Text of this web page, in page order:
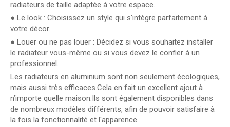
radiateurs de taille adaptée à votre espace.
● Le look : Choisissez un style qui s'intègre parfaitement à
votre décor.
● Louer ou ne pas louer : Décidez si vous souhaitez installer
le radiateur vous-même ou si vous devez le confier à un
professionnel.
Les radiateurs en aluminium sont non seulement écologiques,
mais aussi très efficaces.Cela en fait un excellent ajout à
n’importe quelle maison.Ils sont également disponibles dans
de nombreux modèles différents, afin de pouvoir satisfaire à
la fois la fonctionnalité et l'apparence.